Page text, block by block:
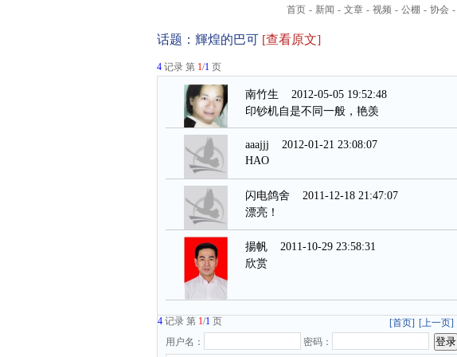
首页 - 新闻 - 文章 - 视频 - 公棚 - 协会 -
话题： 輝煌的巴可 [查看原文]
4 记录 第 1/1 页
南竹生 2012-05-05 19:52:48
印钞机自是不同一般，艳羡
aaajjj 2012-01-21 23:08:07
HAO
闪电鸽舍 2011-12-18 21:47:07
漂亮！
揚帆 2011-10-29 23:58:31
欣赏
4 记录 第 1/1 页 [首页] [上一页]
用户名：
密码：